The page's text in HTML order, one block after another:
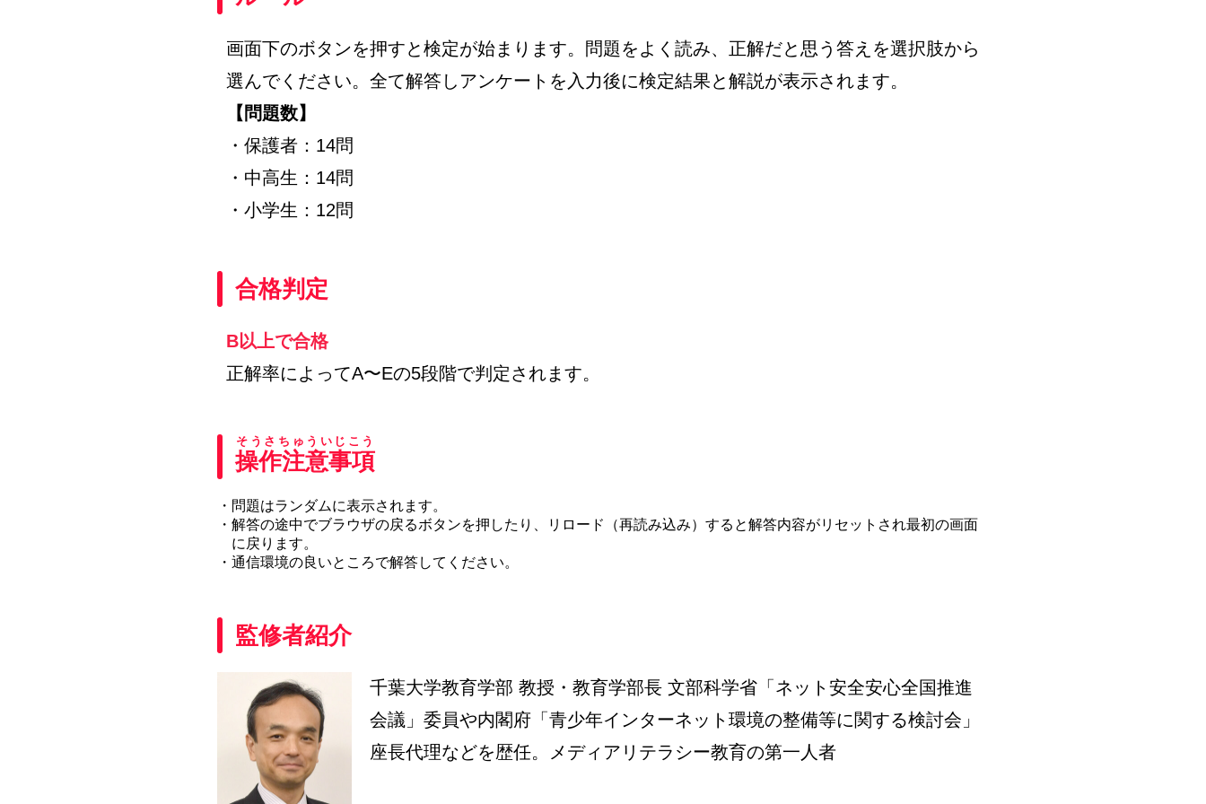
画面下のボタンを押すと検定が始まります。問題をよく読み、正解だと思う答えを選択肢から
選んでください。全て解答しアンケートを入力後に検定結果と解説が表示されます。
【問題数】
・保護者：14問
・中高生：14問
・小学生：12問
合格判定
B以上で合格
正解率によってA〜Eの5段階で判定されます。
操作注意事項
そうさちゅういじこう
・問題はランダムに表示されます。
・解答の途中でブラウザの戻るボタンを押したり、リロード（再読み込み）すると解答内容がリセットされ最初の画面
に戻ります。
・通信環境の良いところで解答してください。
監修者紹介
千葉大学教育学部 教授・教育学部長 文部科学省「ネット安全安心全国推進
会議」委員や内閣府「青少年インターネット環境の整備等に関する検討会」
座長代理などを歴任。メディアリテラシー教育の第一人者